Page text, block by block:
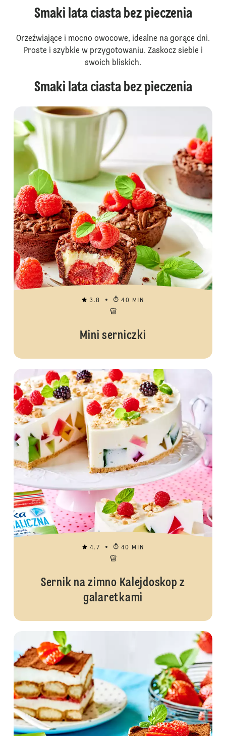
Smaki lata ciasta bez pieczenia
Orzeźwiające i mocno owocowe, idealne na gorące dni.
Proste i szybkie w przygotowaniu. Zaskocz siebie i
swoich bliskich.
Smaki lata ciasta bez pieczenia
3.8 40 MIN
Mini serniczki
4.7 40 MIN
Sernik na zimno Kalejdoskop z
galaretkami